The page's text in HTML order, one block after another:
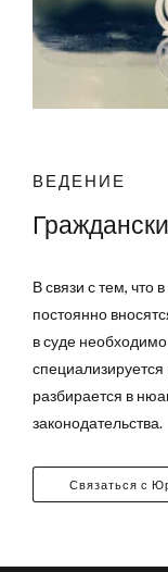
ВЕДЕНИЕ
В связи с тем, что
постоянно
в суде необходимо
разбирается в
законодательства.
Связаться с